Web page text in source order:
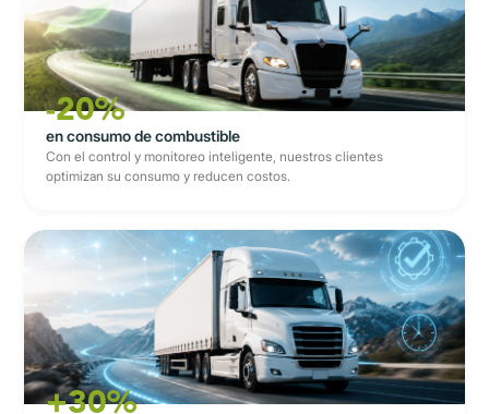
-20%
en consumo de combustible
Con el control y monitoreo inteligente, nuestros clientes
optimizan su consumo y reducen costos.
+30%